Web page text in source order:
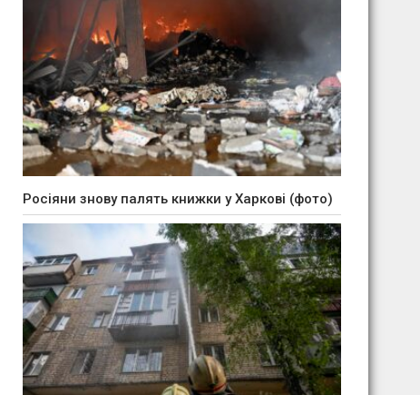
Росіяни знову палять книжки у Харкові (фото)